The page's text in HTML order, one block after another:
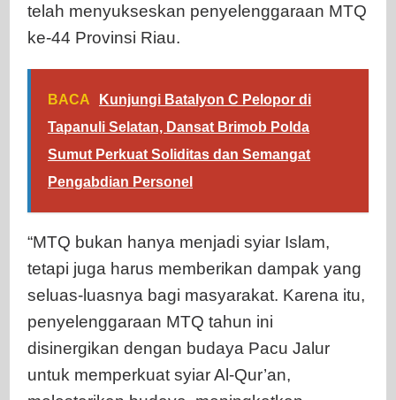
telah menyukseskan penyelenggaraan MTQ
ke-44 Provinsi Riau.
BACA
Kunjungi Batalyon C Pelopor di
Tapanuli Selatan, Dansat Brimob Polda
Sumut Perkuat Soliditas dan Semangat
Pengabdian Personel
“MTQ bukan hanya menjadi syiar Islam,
tetapi juga harus memberikan dampak yang
seluas-luasnya bagi masyarakat. Karena itu,
penyelenggaraan MTQ tahun ini
disinergikan dengan budaya Pacu Jalur
untuk memperkuat syiar Al-Qur’an,